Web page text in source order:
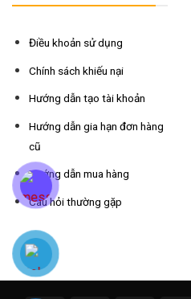
Điều khoản sử dụng
Chính sách khiếu nại
Hướng dẫn tạo tài khoản
Hướng dẫn gia hạn đơn hàng
cũ
Hướng dẫn mua hàng
Câu hỏi thường gặp